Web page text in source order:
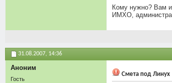
Кому нужно? Вам
ИМХО,
31.08.2007, 14:36
Аноним
Гость
Смета под Линух